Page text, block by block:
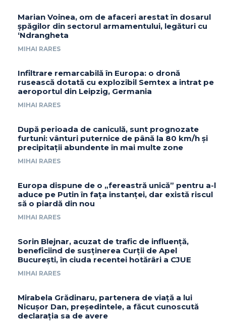
Marian Voinea, om de afaceri arestat în dosarul
șpăgilor din sectorul armamentului, legături cu
‘Ndrangheta
MIHAI RARES
Infiltrare remarcabilă în Europa: o dronă
rusească dotată cu explozibil Semtex a intrat pe
aeroportul din Leipzig, Germania
MIHAI RARES
După perioada de caniculă, sunt prognozate
furtuni: vânturi puternice de până la 80 km/h și
precipitații abundente în mai multe zone
MIHAI RARES
Europa dispune de o „fereastră unică” pentru a-l
aduce pe Putin în fața instanței, dar există riscul
să o piardă din nou
MIHAI RARES
Sorin Blejnar, acuzat de trafic de influență,
beneficiind de susținerea Curții de Apel
București, în ciuda recentei hotărâri a CJUE
MIHAI RARES
Mirabela Grădinaru, partenera de viață a lui
Nicușor Dan, președintele, a făcut cunoscută
declarația sa de avere